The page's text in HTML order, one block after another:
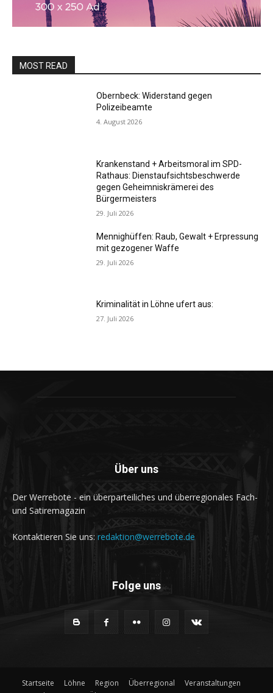
MOST READ
Obernbeck: Widerstand gegen
Polizeibeamte
4. August 2026
Krankenstand + Arbeitsmoral im SPD-
Rathaus: Dienstaufsichtsbeschwerde
gegen Geheimniskrämerei des
Bürgermeisters
29. Juli 2026
Mennighüffen: Raub, Gewalt + Erpressung
mit gezogener Waffe
29. Juli 2026
Kriminalität in Löhne ufert aus:
27. Juli 2026
Über uns
Der Werrebote - ein überparteiliches und überregionales Fach-
und Satiremagazin
Kontaktieren Sie uns: redaktion@werrebote.de
Folge uns
Startseite Löhne Region Überregional
Veranstaltungen